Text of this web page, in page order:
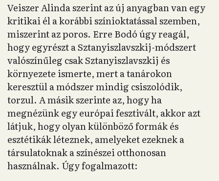
Veiszer Alinda szerint az új anyagban van egy
kritikai él a korábbi színioktatással szemben,
miszerint az poros. Erre Bodó úgy reagál,
hogy egyrészt a Sztanyiszlavszkij-módszert
valószínűleg csak Sztanyiszlavszkij és
környezete ismerte, mert a tanárokon
keresztül a módszer mindig csiszolódik,
torzul. A másik szerinte az, hogy ha
megnézünk egy európai fesztivált, akkor azt
látjuk, hogy olyan különböző formák és
esztétikák léteznek, amelyeket ezeknek a
társulatoknak a színészei otthonosan
használnak. Úgy fogalmazott: